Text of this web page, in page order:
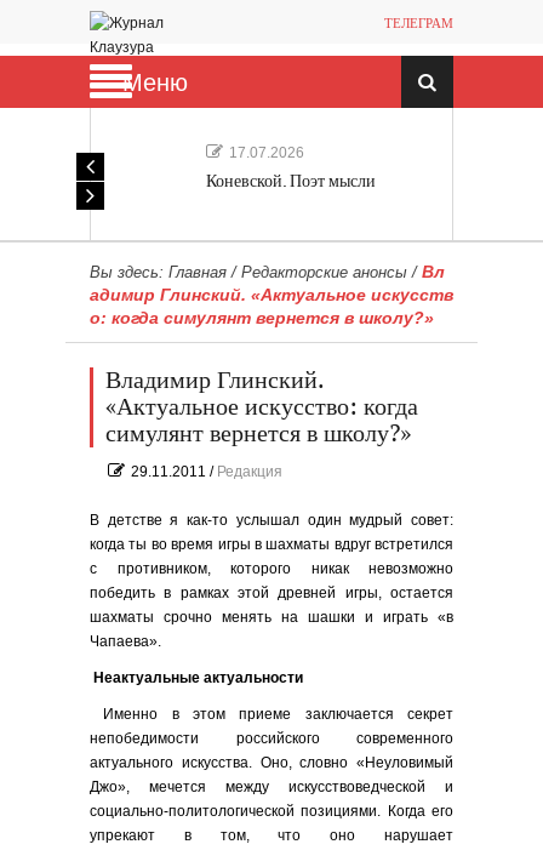
ТЕЛЕГРАМ
Меню
17.07.2026
Коневской. Поэт мысли
Вы здесь: Главная / Редакторские анонсы / Вл
адимир Глинский. «Актуальное искусств
о: когда симулянт вернется в школу?»
Владимир Глинский.
«Актуальное искусство: когда
симулянт вернется в школу?»
29.11.2011 / Редакция
В детстве я как-то услышал один мудрый совет:
когда ты во время игры в шахматы вдруг встретился
с противником, которого никак невозможно
победить в рамках этой древней игры, остается
шахматы срочно менять на шашки и играть «в
Чапаева».
Неактуальные актуальности
Именно в этом приеме заключается секрет
непобедимости российского современного
актуального искусства. Оно, словно «Неуловимый
Джо», мечется между искусствоведческой и
социально-политологической позициями. Когда его
упрекают в том, что оно нарушает